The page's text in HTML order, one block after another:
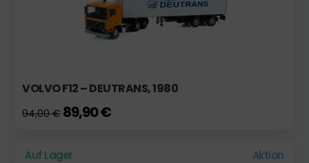
VOLVO F12 – DEUTRANS, 1980
94,00 € 89,90 €
Auf Lager Aktion